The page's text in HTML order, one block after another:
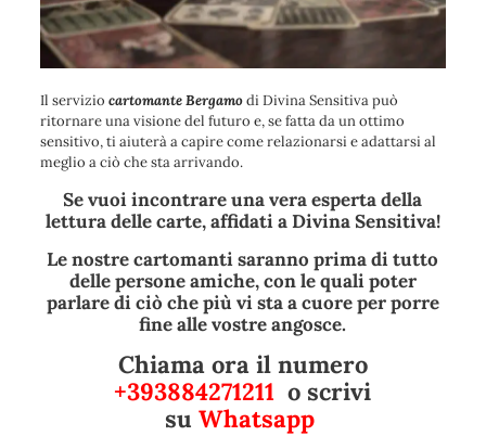
Il servizio cartomante Bergamodi Divina Sensitiva può
ritornare una visione del futuro e, se fatta da un ottimo
sensitivo, ti aiuterà a capire come relazionarsi e adattarsi al
meglio a ciò che sta arrivando.
Se vuoi incontrare una vera esperta della
lettura delle carte, affidati a Divina Sensitiva!
Le nostre cartomanti saranno prima di tutto
delle persone amiche, con le quali poter
parlare di ciò che più vi sta a cuore per porre
fine alle vostre angosce.
Chiama ora il numero
+393884271211 o scrivi
su Whatsapp